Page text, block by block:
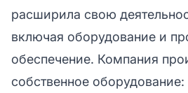
расширила свою
включая оборудование и
обеспечение. Компания
собственное